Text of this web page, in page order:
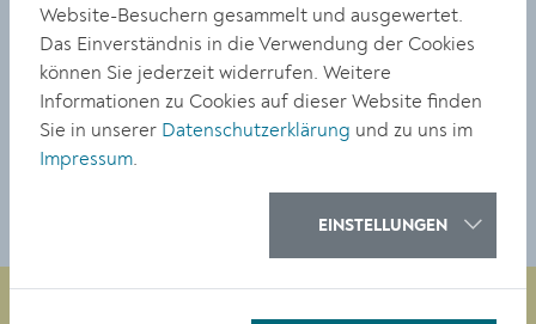
Weitere Informationen:www.krems.gv.at/buecherei
TEILEN
Website-Besuchern gesammelt und ausgewertet.
Das Einverständnis in die Verwendung der Cookies
können Sie jederzeit widerrufen. Weitere
Informationen zu Cookies auf dieser Website finden
Sie in unserer Datenschutzerklärung und zu uns im
Impressum.
EINSTELLUNGEN